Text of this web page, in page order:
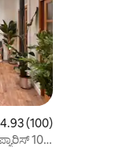
4.93 ಸರಾಸರಿ
4.93 (100)
10